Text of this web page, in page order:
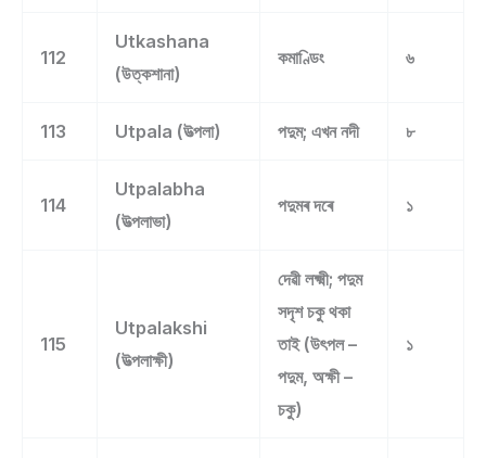
112
Utkashana
(উত্কশানা)
কমাণ্ডিং ৬
113 Utpala (উত্পলা) পদুম; এখন নদী ৮
114
Utpalabha
(উত্পলাভা)
পদুমৰ দৰে ১
115
Utpalakshi
(উত্পলাক্ষী)
দেৱী লক্ষ্মী; পদুম
সদৃশ চকু থকা
তাই (উৎপল –
পদুম, অক্ষী –
চকু)
১